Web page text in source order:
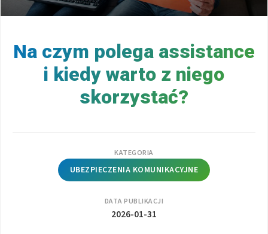
Na czym polega assistance
i kiedy warto z niego
skorzystać?
KATEGORIA
UBEZPIECZENIA KOMUNIKACYJNE
DATA PUBLIKACJI
2026-01-31